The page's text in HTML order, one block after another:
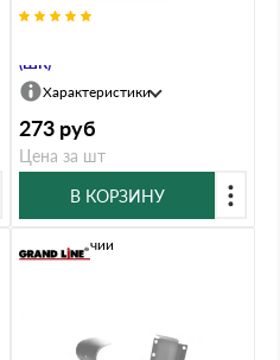
(ШК)
Характеристики
273 руб
Цена за шт
В КОРЗИНУ
В наличии